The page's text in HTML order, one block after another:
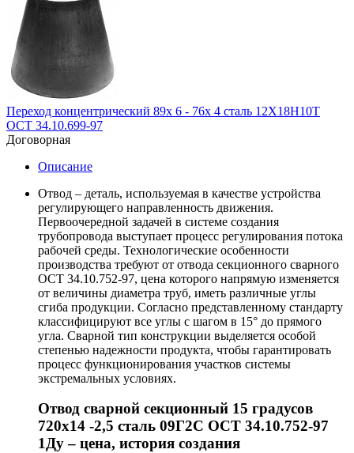
Переход концентрический 89х 6 - 76х 4 сталь 12Х18Н10Т
ОСТ 34.10.699-97
Договорная
Описание
Отвод – деталь, используемая в качестве устройства
регулирующего направленность движения.
Первоочередной задачей в системе создания
трубопровода выступает процесс регулирования потока
рабочей среды. Технологические особенности
производства требуют от отвода секционного сварного
ОСТ 34.10.752-97, цена которого напрямую изменяется
от величины диаметра труб, иметь различные углы
сгиба продукции. Согласно представленному стандарту
классифицируют все углы с шагом в 15° до прямого
угла. Сварной тип конструкции выделяется особой
степенью надежности продукта, чтобы гарантировать
процесс функционирования участков системы
экстремальных условиях.
Отвод сварной секционный 15 градусов
720х14 -2,5 сталь 09Г2С ОСТ 34.10.752-97
1Ду – цена, история создания